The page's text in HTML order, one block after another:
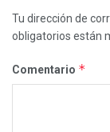
Tu dirección de
obligatorios están
Comentario *